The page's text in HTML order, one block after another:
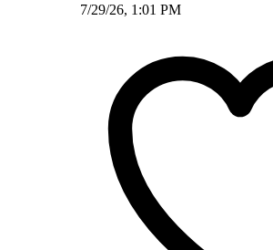
7/29/26, 1:01 PM